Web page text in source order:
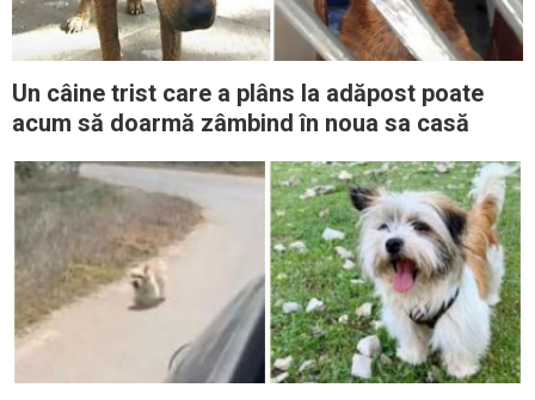
Un câine trist care a plâns la adăpost poate
acum să doarmă zâmbind în noua sa casă